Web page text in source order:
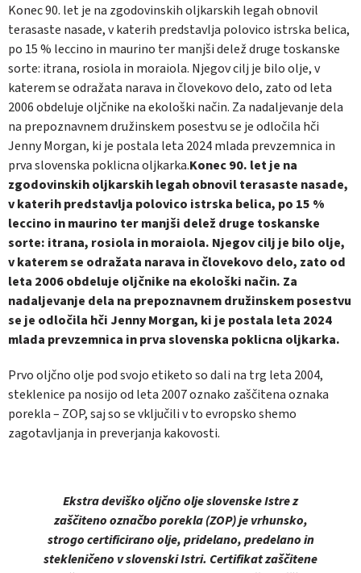
Konec 90. let je na zgodovinskih oljkarskih legah obnovil
terasaste nasade, v katerih predstavlja polovico istrska belica,
po 15 % leccino in maurino ter manjši delež druge toskanske
sorte: itrana, rosiola in moraiola. Njegov cilj je bilo olje, v
katerem se odražata narava in človekovo delo, zato od leta
2006 obdeluje oljčnike na ekološki način. Za nadaljevanje dela
na prepoznavnem družinskem posestvu se je odločila hči
Jenny Morgan, ki je postala leta 2024 mlada prevzemnica in
prva slovenska poklicna oljkarka.Konec 90. let je na
zgodovinskih oljkarskih legah obnovil terasaste nasade,
v katerih predstavlja polovico istrska belica, po 15 %
leccino in maurino ter manjši delež druge toskanske
sorte: itrana, rosiola in moraiola. Njegov cilj je bilo olje,
v katerem se odražata narava in človekovo delo, zato od
leta 2006 obdeluje oljčnike na ekološki način. Za
nadaljevanje dela na prepoznavnem družinskem posestvu
se je odločila hči Jenny Morgan, ki je postala leta 2024
mlada prevzemnica in prva slovenska poklicna oljkarka.
Prvo oljčno olje pod svojo etiketo so dali na trg leta 2004,
steklenice pa nosijo od leta 2007 oznako zaščitena oznaka
porekla – ZOP, saj so se vključili v to evropsko shemo
zagotavljanja in preverjanja kakovosti.
Ekstra deviško oljčno olje slovenske Istre z
zaščiteno označbo porekla (ZOP) je vrhunsko,
strogo certificirano olje, pridelano, predelano in
stekleničeno v slovenski Istri. Certifikat zaščitene